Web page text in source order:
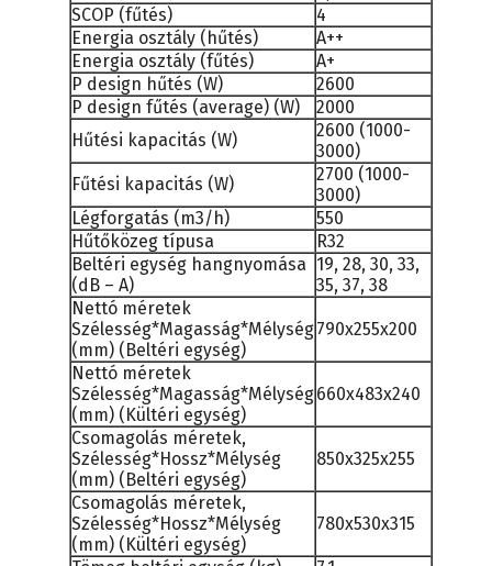
SCOP (fűtés)
4
Energia osztály (hűtés)
A++
Energia osztály (fűtés)
A+
P design hűtés (W)
2600
P design fűtés (average) (W)
2000
Hűtési kapacitás (W)
2600 (1000-
3000)
Fűtési kapacitás (W)
2700 (1000-
3000)
Légforgatás (m3/h)
550
Hűtőközeg típusa
R32
Beltéri egység hangnyomása
(dB – A)
19, 28, 30, 33,
35, 37, 38
Nettó méretek
Szélesség*Magasság*Mélység
(mm) (Beltéri egység)
790x255x200
Nettó méretek
Szélesség*Magasság*Mélység
(mm) (Kültéri egység)
660x483x240
Csomagolás méretek,
Szélesség*Hossz*Mélység
(mm) (Beltéri egység)
850x325x255
Csomagolás méretek,
Szélesség*Hossz*Mélység
(mm) (Kültéri egység)
780x530x315